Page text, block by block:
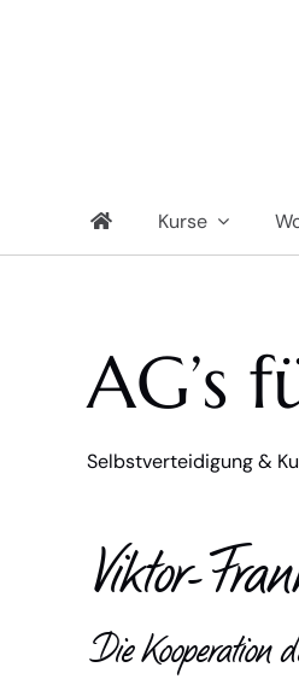
Kurse
AG’s
Selbstverteidigung &
Viktor-
Die Kooperation